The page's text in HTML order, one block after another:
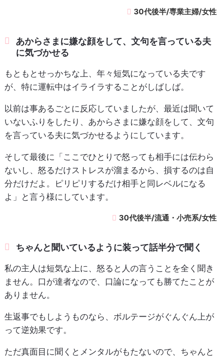
30代後半/専業主婦/女性
あからさまに嫌な顔をして、文句を言っている夫
に気づかせる
もともとせっかちな上、年々短気になっている夫です
が、特に運転中はイライラすることがしばしば。
以前は事あるごとに反応していましたが、最近は聞いて
いないふりをしたり、あからさまに嫌な顔をして、文句
を言っている夫に気づかせるようにしています。
そして最後に「ここでひとりで怒っても相手には伝わら
ないし、怒るだけストレスが溜まるから、損するのは自
分だけだよ。ピリピリするだけ相手と同レベルになる
よ」と言う様にしています。
30代後半/流通・小売系/女性
ちゃんと聞いているように装って話半分で聞く
私の主人は短気な上に、怒ると人の言うことを全く聞き
ません。口が達者なので、口論になっても勝てたことが
ありません。
生返事でもしようものなら、ボルテージがぐんぐん上が
って逆効果です。
ただ真面目に聞くとメンタルがもたないので、ちゃんと